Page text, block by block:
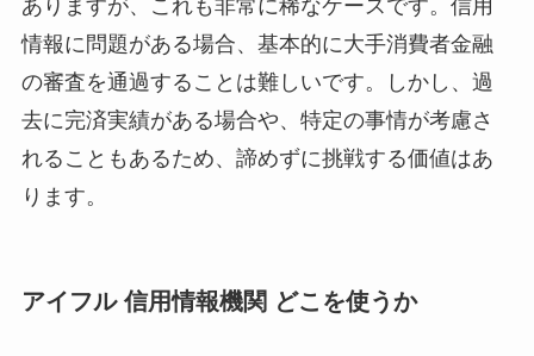
ありますが、これも非常に稀なケースです。信用
情報に問題がある場合、基本的に大手消費者金融
の審査を通過することは難しいです。しかし、過
去に完済実績がある場合や、特定の事情が考慮さ
れることもあるため、諦めずに挑戦する価値はあ
ります。
アイフル 信用情報機関 どこを使うか